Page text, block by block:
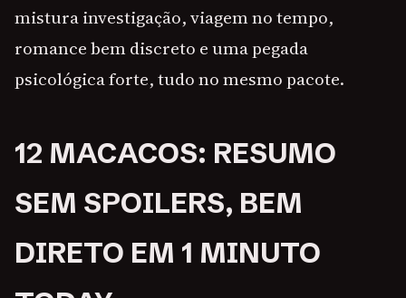
mistura investigação, viagem no tempo,
romance bem discreto e uma pegada
psicológica forte, tudo no mesmo pacote.
12 MACACOS: RESUMO
SEM SPOILERS, BEM
DIRETO EM 1 MINUTO